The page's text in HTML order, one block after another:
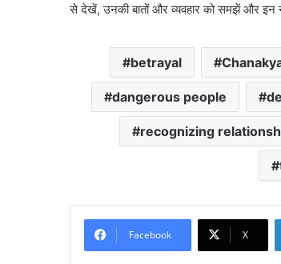
से देखें, उनकी बातों और व्यवहार को समझें और इन
betrayal
dangerous people
recognizing
Facebook X